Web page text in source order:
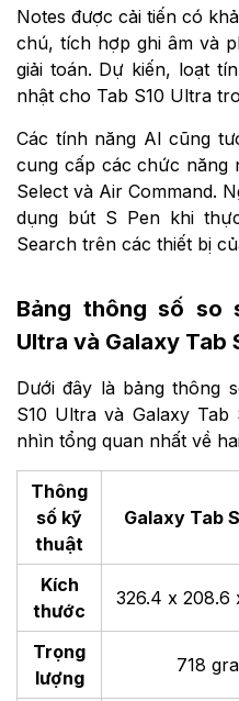
Notes được cải tiến có
chú, tích hợp ghi âm và
giải toán. Dự kiến, loạt
nhật cho Tab S10 Ultra
Các tính năng AI cũng
cung cấp các chức năng
Select và Air Command.
dụng bút S Pen khi
Search trên các thiết bị
Bảng thông số so
Ultra và Galaxy Tab
Dưới đây là bảng thông
S10 Ultra và Galaxy
nhìn tổng quan nhất về
Thông
số kỹ
thuật
Galaxy Tab
Kích
thước
326.4 x 208.6
Trọng
lượng
718